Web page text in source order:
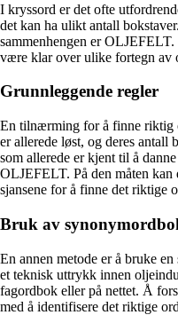
I kryssord er det ofte
det kan ha ulikt antall
sammenhengen er
være klar over ulike fortegn av
Grunnleggende regler
En tilnærming for å finne riktig
er allerede løst, og deres antall
som allerede er kjent til å
OLJEFELT. På den måten kan
sjansene for å finne det riktige
Bruk av
En annen metode er å bruke
et teknisk uttrykk innen
fagordbok eller på nettet. Å
med å identifisere det riktige